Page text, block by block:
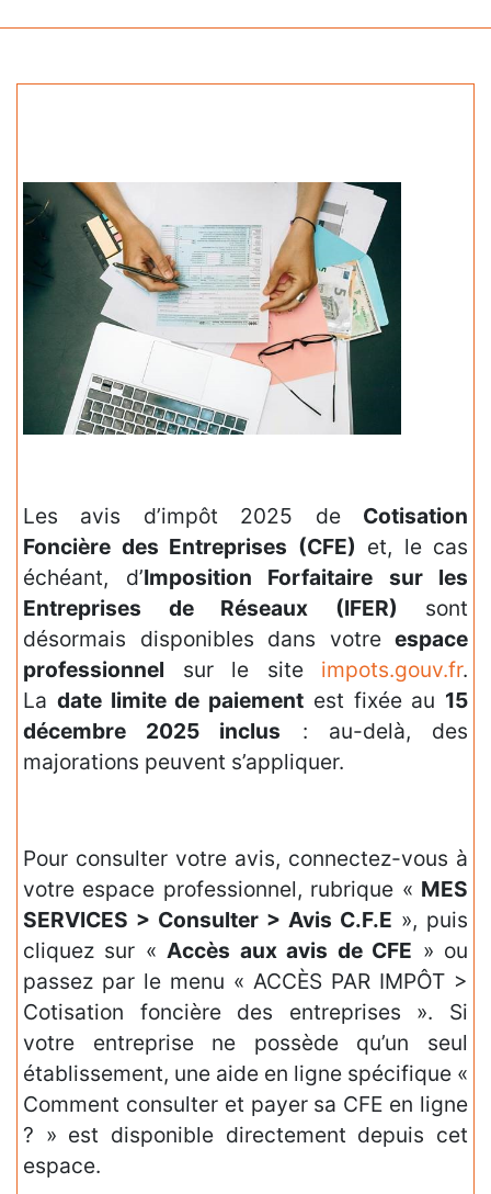
Les avis d’impôt 2025 de Cotisation
Foncière des Entreprises (CFE) et, le cas
échéant, d’Imposition Forfaitaire sur les
Entreprises de Réseaux (IFER) sont
désormais disponibles dans votre espace
professionnel sur le site impots.gouv.fr.
La date limite de paiement est fixée au 15
décembre 2025 inclus : au-delà, des
majorations peuvent s’appliquer.
Pour consulter votre avis, connectez-vous à
votre espace professionnel, rubrique « MES
SERVICES > Consulter > Avis C.F.E », puis
cliquez sur «Accès aux avis de CFE » ou
passez par le menu « ACCÈS PAR IMPÔT >
Cotisation foncière des entreprises ». Si
votre entreprise ne possède qu’un seul
établissement, une aide en ligne spécifique «
Comment consulter et payer sa CFE en ligne
? » est disponible directement depuis cet
espace.